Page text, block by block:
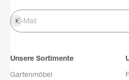
E-Mail
Anmelden
Unsere Sortimente
Gartenmöbel